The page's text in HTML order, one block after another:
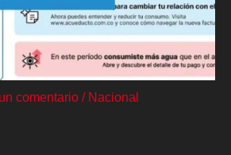
comentario / Nacional